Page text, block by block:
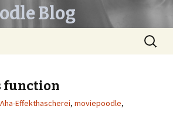
Blog
Search
for:
function
Aha-Effekthascherei, moviepoodle,